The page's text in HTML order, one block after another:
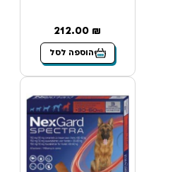
212.00 ₪
הוספה לסל